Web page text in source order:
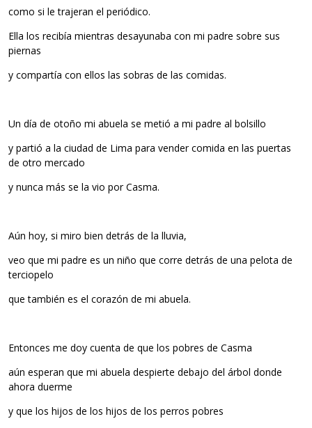
como si le trajeran el periódico.
Ella los recibía mientras desayunaba con mi padre sobre sus
piernas
y compartía con ellos las sobras de las comidas.
Un día de otoño mi abuela se metió a mi padre al bolsillo
y partió a la ciudad de Lima para vender comida en las puertas
de otro mercado
y nunca más se la vio por Casma.
Aún hoy, si miro bien detrás de la lluvia,
veo que mi padre es un niño que corre detrás de una pelota de
terciopelo
que también es el corazón de mi abuela.
Entonces me doy cuenta de que los pobres de Casma
aún esperan que mi abuela despierte debajo del árbol donde
ahora duerme
y que los hijos de los hijos de los perros pobres